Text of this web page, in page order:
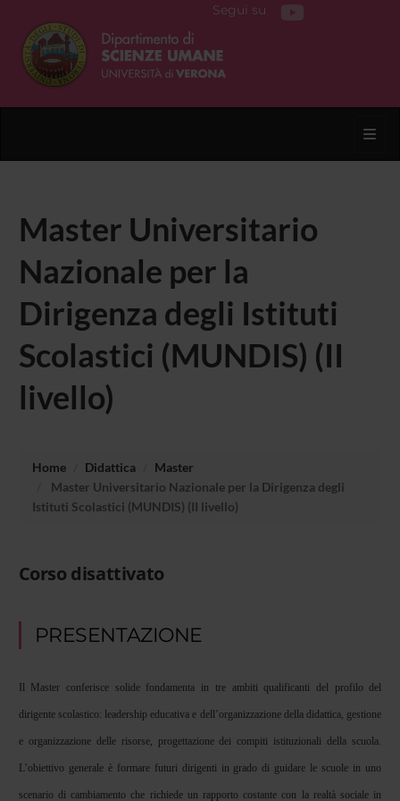
Segui su
Master Universitario
Nazionale per la
Dirigenza degli Istituti
Scolastici (MUNDIS) (II
livello)
Home Didattica
Master
Master Universitario Nazionale per la Dirigenza degli
Istituti Scolastici (MUNDIS) (II livello)
Corso disattivato
PRESENTAZIONE
Il Master conferisce solide fondamenta in tre ambiti qualificanti del profilo del
dirigente scolastico: leadership educativa e dell’organizzazione della didattica, gestione
e organizzazione delle risorse, progettazione dei compiti istituzionali della scuola.
L’obiettivo generale è formare futuri dirigenti in grado di guidare le scuole in uno
scenario di cambiamento che richiede un rapporto costante con la realtà sociale in